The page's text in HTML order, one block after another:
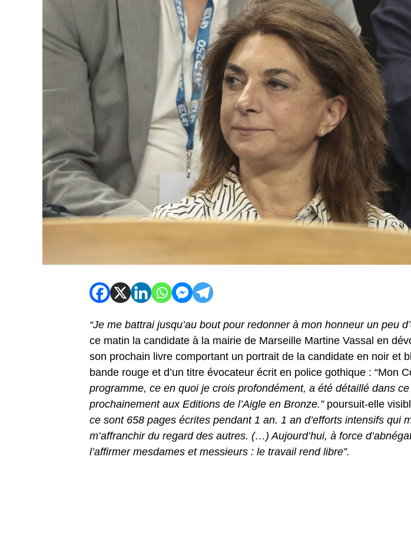
“Je me battrai jusqu’au bout pour redonner à mon honneur un peu
ce matin la candidate à la mairie de Marseille Martine Vassal en
son prochain livre comportant un portrait de la candidate en noir et
bande rouge et d’un titre évocateur écrit en police gothique : “Mon
programme, ce en quoi je crois profondément, a été détaillé dans
prochainement aux Editions de l’Aigle en Bronze.”poursuit-elle
ce sont 658 pages écrites pendant 1 an. 1 an d’efforts intensifs qui
m’affranchir du regard des autres. (…) Aujourd’hui, à force
l’affirmer mesdames et messieurs : le travail rend libre”.